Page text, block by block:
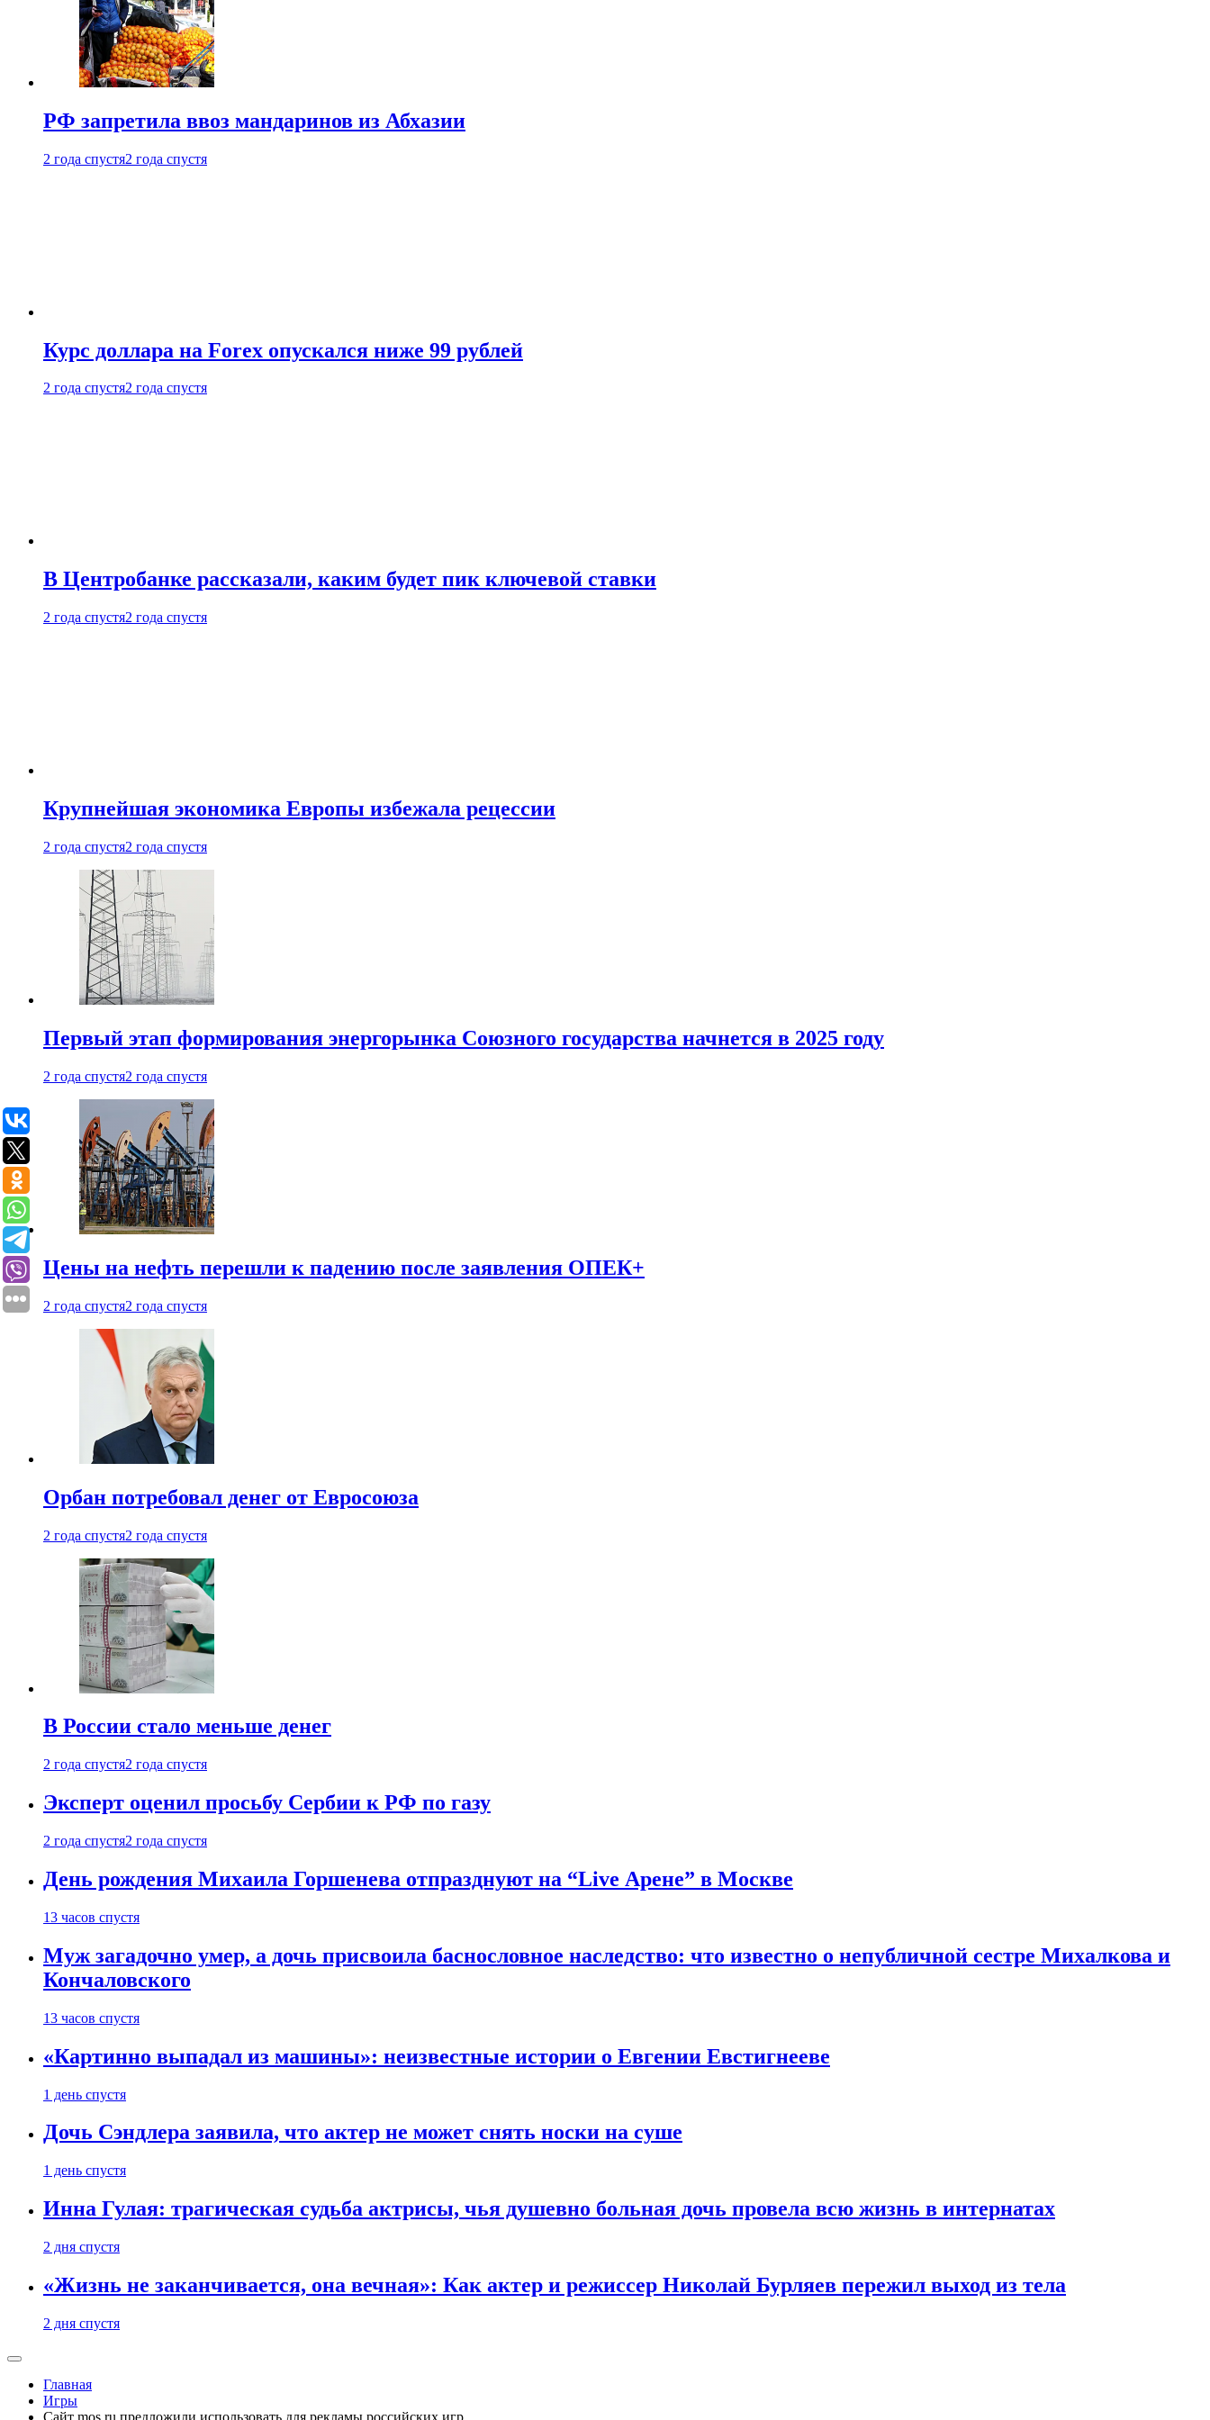
РФ запретила ввоз мандаринов из Абхазии
2 года спустя2 года спустя
Курс доллара на Forex опускался ниже 99 рублей
2 года спустя2 года спустя
В Центробанке рассказали, каким будет пик ключевой ставки
2 года спустя2 года спустя
Крупнейшая экономика Европы избежала рецессии
2 года спустя2 года спустя
Первый этап формирования энергорынка Союзного государства начнется в 2025 году
2 года спустя2 года спустя
Цены на нефть перешли к падению после заявления ОПЕК+
2 года спустя2 года спустя
Орбан потребовал денег от Евросоюза
2 года спустя2 года спустя
В России стало меньше денег
2 года спустя2 года спустя
Эксперт оценил просьбу Сербии к РФ по газу
2 года спустя2 года спустя
День рождения Михаила Горшенева отпразднуют на “Live Арене” в Москве
13 часов спустя
Муж загадочно умер, а дочь присвоила баснословное наследство: что известно о непубличной сестре Михалкова и
Кончаловского
13 часов спустя
«Картинно выпадал из машины»: неизвестные истории о Евгении Евстигнееве
1 день спустя
Дочь Сэндлера заявила, что актер не может снять носки на суше
1 день спустя
Инна Гулая: трагическая судьба актрисы, чья душевно больная дочь провела всю жизнь в интернатах
2 дня спустя
«Жизнь не заканчивается, она вечная»: Как актер и режиссер Николай Бурляев пережил выход из тела
2 дня спустя
Главная
Игры
Сайт mos.ru предложили использовать для рекламы российских игр